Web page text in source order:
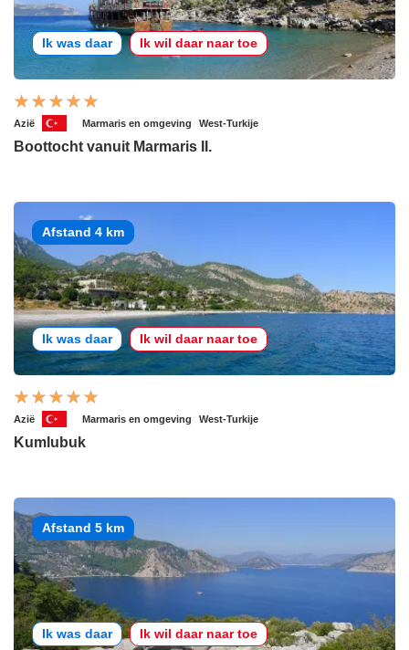
Ik was daar Ik wil daar naar toe
Azië Marmaris en omgeving West-Turkije
Boottocht vanuit Marmaris II.
Afstand 4 km
Ik was daar Ik wil daar naar toe
Azië Marmaris en omgeving West-Turkije
Kumlubuk
Afstand 5 km
Ik was daar Ik wil daar naar toe